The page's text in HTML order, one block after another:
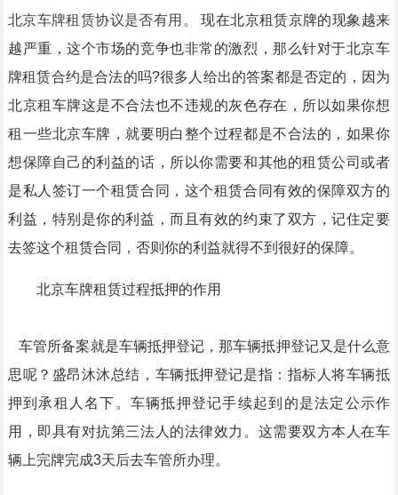
北京车牌租赁协议是否有用。
现在北京租赁京牌的现象越来
越严重，这个市场的竞争也非常的激烈，那么针对于北京车
牌租赁合约是合法的吗?很多人给出的答案都是否定的，因为
北京租车牌这是不合法也不违规的灰色存在，所以如果你想
租一些北京车牌 ，就要明白整个过程都是不合法的，如果你
想保障自己的利益的话，所以你需要和其他的租赁公司或者
是私人签订一个租赁合同，这个租赁合同有效的保障双方的
利益，特别是你的利益，而且有效的约束了双方，记住定要
去签这个租赁合同，否则你的利益就得不到很好的保障。
北京车牌租赁过程抵押的作用
车管所备案就是车辆抵押登记，那车辆抵押登记又是什么意
思呢？盛昂沐沐总结，车辆抵押登记是指：指标人将车辆抵
押到承租人名下。车辆抵押登记手续起到的是法定公示作
用，即具有对抗第三法人的法律效力。这需要双方本人在车
辆上完牌完成3天后去车管所办理。